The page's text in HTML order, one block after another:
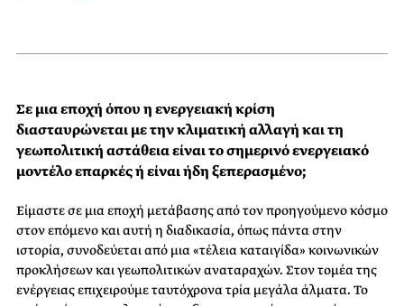
Σε μια εποχή όπου η ενεργειακή κρίση
διασταυρώνεται με την κλιματική αλλαγή και τη
γεωπολιτική αστάθεια είναι το σημερινό ενεργειακό
μοντέλο επαρκές ή είναι ήδη ξεπερασμένο;
Είμαστε σε μια εποχή μετάβασης από τον προηγούμενο κόσμο
στον επόμενο και αυτή η διαδικασία, όπως πάντα στην
ιστορία, συνοδεύεται από μια «τέλεια καταιγίδα» κοινωνικών
προκλήσεων και γεωπολιτικών αναταραχών. Στον τομέα της
ενέργειας επιχειρούμε ταυτόχρονα τρία μεγάλα άλματα. Το